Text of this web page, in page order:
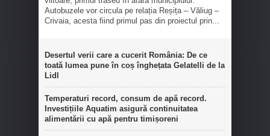
Autobuzele vor circula pe relația Reșița – Văliug –
Crivaia, acesta fiind primul pas din proiectul prin...
Desertul verii care a cucerit România: De ce
toată lumea pune în coș înghețata Gelatelli de la
Lidl
Temperaturi record, consum de apă record.
Investițiile Aquatim asigură continuitatea
alimentării cu apă pentru timișoreni